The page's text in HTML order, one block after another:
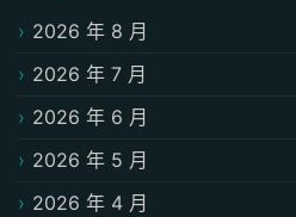
2026 年 8 月
2026 年 7 月
2026 年 6 月
2026 年 5 月
2026 年 4 月